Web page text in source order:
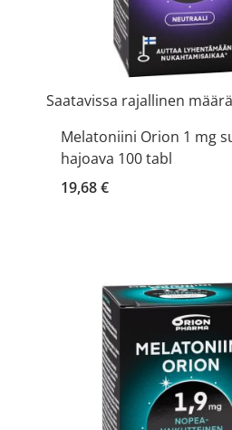
Saatavissa rajallinen määrä
Melatoniini Orion 1 mg
hajoava 100 tabl
19,68 €